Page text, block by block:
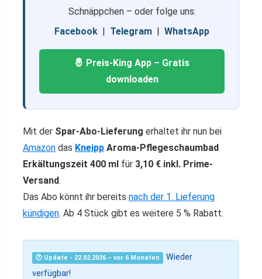
Schnäppchen – oder folge uns:
Facebook | Telegram | WhatsApp
🤴 Preis-King App – Gratis
downloaden
Mit der Spar-Abo-Lieferung erhaltet ihr nun bei
Amazon das Kneipp Aroma-Pflegeschaumbad
Erkältungszeit 400 ml für 3,10 € inkl. Prime-
Versand.
Das Abo könnt ihr bereits nach der 1. Lieferung
kündigen. Ab 4 Stück gibt es weitere 5 % Rabatt.
🕐 Update - 22.02.2026 – vor 6 Monaten
Wieder
verfügbar!